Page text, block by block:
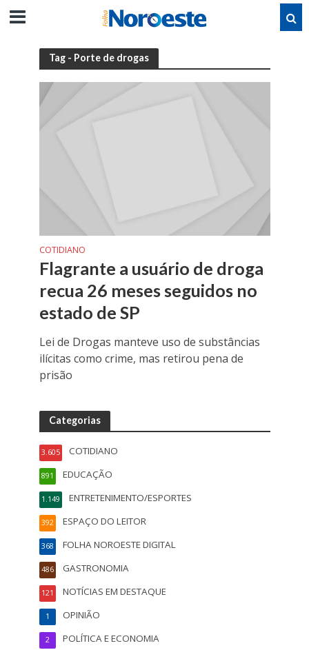
Tag - Porte de drogas
COTIDIANO
Flagrante a usuário de droga
recua 26 meses seguidos no
estado de SP
Lei de Drogas manteve uso de substâncias
ilícitas como crime, mas retirou pena de
prisão
Categorias
COTIDIANO
3.605
EDUCAÇÃO
891
ENTRETENIMENTO/ESPORTES
1.149
ESPAÇO DO LEITOR
392
FOLHA NOROESTE DIGITAL
368
GASTRONOMIA
486
NOTÍCIAS EM DESTAQUE
121
OPINIÃO
1
POLÍTICA E ECONOMIA
2